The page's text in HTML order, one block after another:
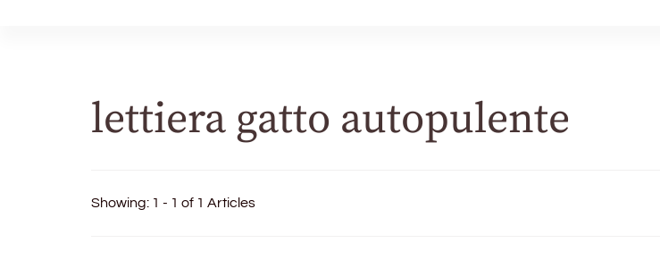
lettiera gatto autopulente
Showing: 1 - 1 of 1 Articles